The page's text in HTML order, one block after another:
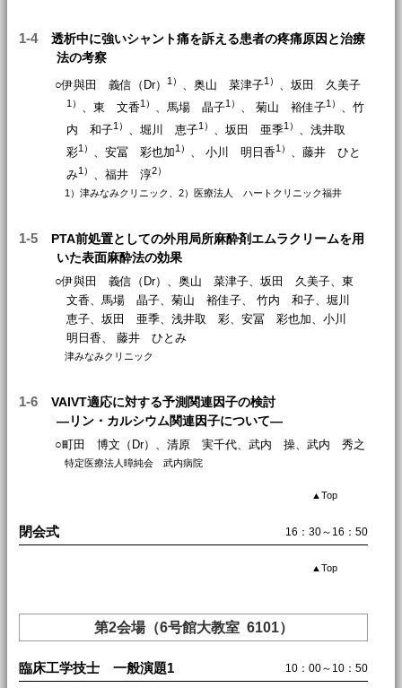
1-4
透析中に強いシャント痛を訴える患者の疼痛原因と治療
法の考察
○伊與田 義信（Dr）1） 、奥山 菜津子1） 、坂田 久美子
1） 、東 文香1） 、馬場 晶子1） 、 菊山 裕佳子1） 、竹
内 和子1） 、堀川 恵子1） 、坂田 亜季1） 、浅井取
彩1） 、安冨 彩也加1） 、 小川 明日香1） 、藤井 ひと
み1） 、福井 淳2）
1）津みなみクリニック、2）医療法人 ハートクリニック福井
1-5
PTA前処置としての外用局所麻酔剤エムラクリームを用
いた表面麻酔法の効果
○伊與田 義信（Dr）、奥山 菜津子、坂田 久美子、東
文香、馬場 晶子、菊山 裕佳子、 竹内 和子、堀川
恵子、坂田 亜季、浅井取 彩、安冨 彩也加、小川
明日香、 藤井 ひとみ
津みなみクリニック
1-6
VAIVT適応に対する予測関連因子の検討
―リン・カルシウム関連因子について―
○町田 博文（Dr）、清原 実千代、武内 操、武内 秀之
特定医療法人暲純会 武内病院
▲Top
閉会式 16：30～16：50
▲Top
第2会場（6号館大教室 6101）
臨床工学技士 一般演題1 10：00～10：50